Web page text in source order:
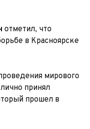
отметил, что
в Красноярске
мирового
принял
прошел в